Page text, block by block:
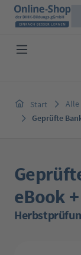
Zum Hauptinhalt
Start Alle
Geprüfte
eBook